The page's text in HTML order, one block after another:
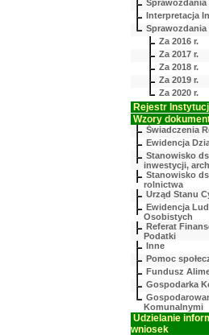
Interpretacja
Za 2016 r.
Za 2017 r.
Za 2018 r.
Za 2019 r.
Za 2020 r.
Rejestr
Wzory
Świadczenia
Ewidencja
Stanowisko
inwestycji,
Stanowisko
rolnictwa
Urząd Stanu
Ewidencja
Osobistych
Referat
Podatki
Inne
Pomoc
Fundusz
Gospodarka
Komunalnymi
Udzielanie
wniosek